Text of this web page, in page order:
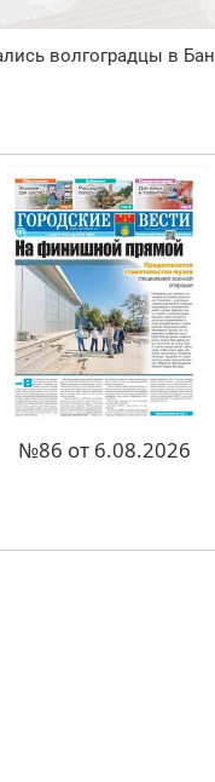
волгоградцы в
№86 от 6.08.2026